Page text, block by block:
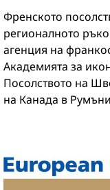
Френското
регионалното
агенция на
Академията за
Посолството на
на Канада в